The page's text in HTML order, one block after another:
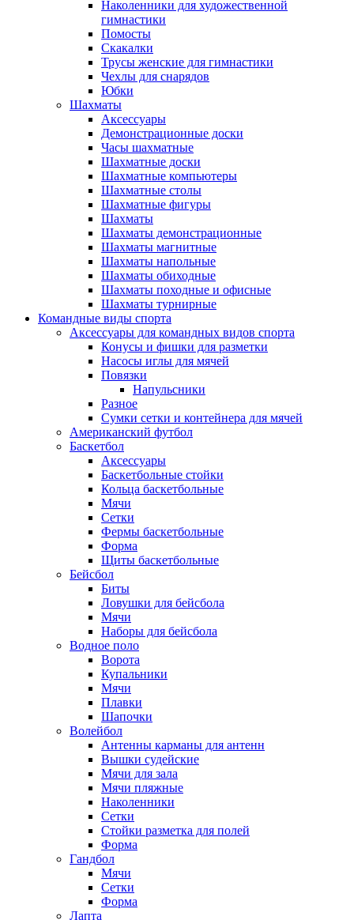
Наколенники для художественной
гимнастики
Помосты
Скакалки
Трусы женские для гимнастики
Чехлы для снарядов
Юбки
Шахматы
Аксессуары
Демонстрационные доски
Часы шахматные
Шахматные доски
Шахматные компьютеры
Шахматные столы
Шахматные фигуры
Шахматы
Шахматы демонстрационные
Шахматы магнитные
Шахматы напольные
Шахматы обиходные
Шахматы походные и офисные
Шахматы турнирные
Командные виды спорта
Аксессуары для командных видов спорта
Конусы и фишки для разметки
Насосы иглы для мячей
Повязки
Напульсники
Разное
Сумки сетки и контейнера для мячей
Американский футбол
Баскетбол
Аксессуары
Баскетбольные стойки
Кольца баскетбольные
Мячи
Сетки
Фермы баскетбольные
Форма
Щиты баскетбольные
Бейсбол
Биты
Ловушки для бейсбола
Мячи
Наборы для бейсбола
Водное поло
Ворота
Купальники
Мячи
Плавки
Шапочки
Волейбол
Антенны карманы для антенн
Вышки судейские
Мячи для зала
Мячи пляжные
Наколенники
Сетки
Стойки разметка для полей
Форма
Гандбол
Мячи
Сетки
Форма
Лапта